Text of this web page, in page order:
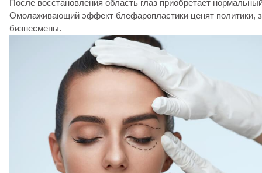
После восстановления область глаз приобретает
Омолаживающий эффект блефаропластики ценят политики,
бизнесмены.